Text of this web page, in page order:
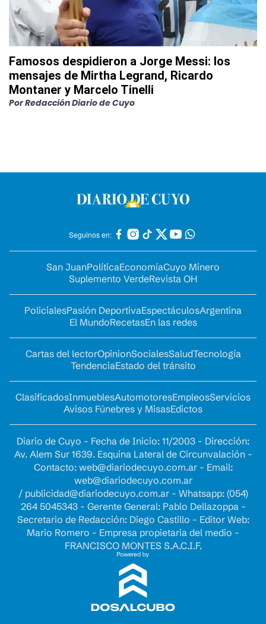
Famosos despidieron a Jorge Messi: los
mensajes de Mirtha Legrand, Ricardo
Montaner y Marcelo Tinelli
PorRedacción Diario de Cuyo
Seguinos en:
San JuanPolíticaEconomíaCuyo Minero
Suplemento VerdeRevista OH
PolicialesPasión DeportivaEspectáculosArgentina
El MundoRecetasEn las redes
Cartas del lectorOpinionSocialesSaludTecnología
TendenciaEstado del tránsito
ClasificadosInmueblesAutomotoresEmpleosServicios
Avisos Fúnebres y MisasEdictos
Diario de Cuyo - Fecha de Inicio: 11/2003 - Dirección:
Av. Alem Sur 1639. Esquina Lateral de Circunvalación -
Contacto: web@diariodecuyo.com.ar- Email:
web@diariodecuyo.com.ar
/ publicidad@diariodecuyo.com.ar- Whatsapp: (054)
264 5045343 - Gerente General: Pablo Dellazoppa -
Secretario de Redacción: Diego Castillo - Editor Web:
Mario Romero - Empresa propietaria del medio -
FRANCISCO MONTES S.A.C.I.F.